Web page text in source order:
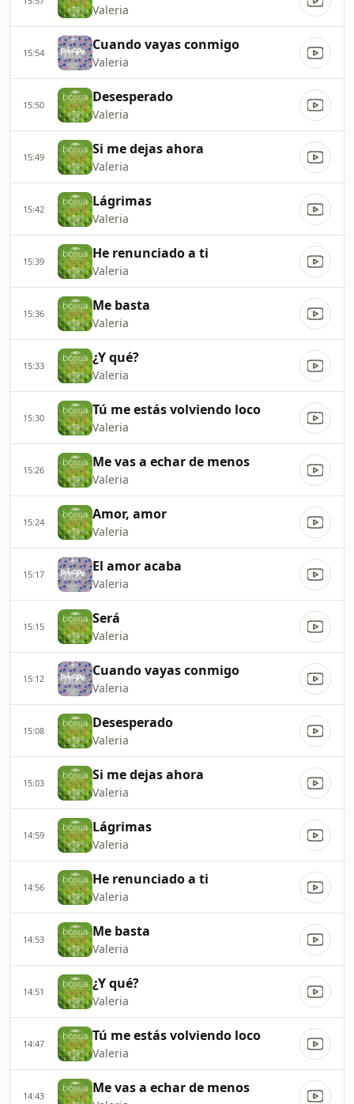
Valeria
15:54 Cuando vayas conmigo
Valeria
15:50 Desesperado
Valeria
15:49 Si me dejas ahora
Valeria
15:42 Lágrimas
Valeria
15:39 He renunciado a ti
Valeria
15:36 Me basta
Valeria
15:33 ¿Y qué?
Valeria
15:30 Tú me estás volviendo loco
Valeria
15:26 Me vas a echar de menos
Valeria
15:24 Amor, amor
Valeria
15:17 El amor acaba
Valeria
15:15 Será
Valeria
15:12 Cuando vayas conmigo
Valeria
15:08 Desesperado
Valeria
15:03 Si me dejas ahora
Valeria
14:59 Lágrimas
Valeria
14:56 He renunciado a ti
Valeria
14:53 Me basta
Valeria
14:51 ¿Y qué?
Valeria
14:47 Tú me estás volviendo loco
Valeria
14:43 Me vas a echar de menos